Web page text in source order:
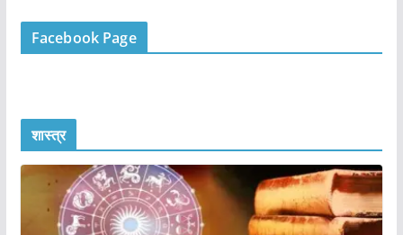
Facebook Page
शास्त्र